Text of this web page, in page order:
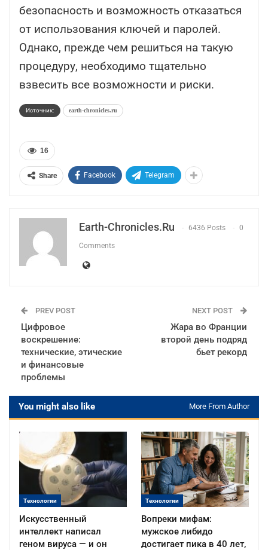
безопасность и возможность отказаться
от использования ключей и паролей.
Однако, прежде чем решиться на такую
процедуру, необходимо тщательно
взвесить все возможности и риски.
Источник: earth-chronicles.ru
16
Share Facebook Telegram
Earth-Chronicles.ru 6436 Posts 0
Comments
PREV POST
Цифровое
воскрешение:
технические, этические
и финансовые
проблемы
NEXT POST
Жара во Франции
второй день подряд
бьет рекорд
You might also like More From Author
Технологии
Искусственный
интеллект написал
геном вируса — и он
Технологии
Вопреки мифам:
мужское либидо
достигает пика в 40 лет,